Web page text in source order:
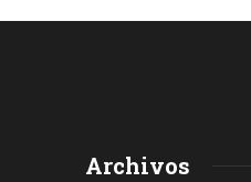
Archivos